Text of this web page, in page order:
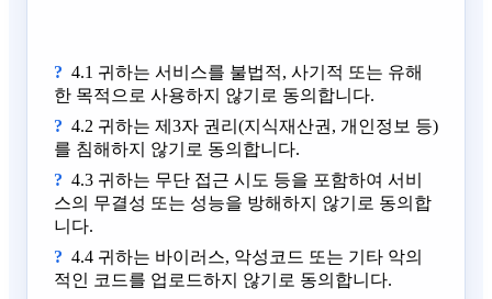
4.1 귀하는 서비스를 불법적, 사기적 또는 유해
한 목적으로 사용하지 않기로 동의합니다.
4.2 귀하는 제3자 권리(지식재산권, 개인정보 등)
를 침해하지 않기로 동의합니다.
4.3 귀하는 무단 접근 시도 등을 포함하여 서비
스의 무결성 또는 성능을 방해하지 않기로 동의합
니다.
4.4 귀하는 바이러스, 악성코드 또는 기타 악의
적인 코드를 업로드하지 않기로 동의합니다.